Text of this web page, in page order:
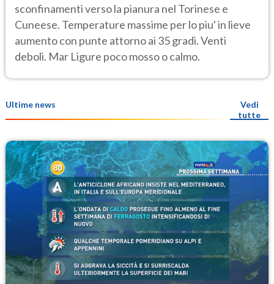
sconfinamenti verso la pianura nel Torinese e
Cuneese. Temperature massime per lo piu' in lieve
aumento con punte attorno ai 35 gradi. Venti
deboli. Mar Ligure poco mosso o calmo.
Ultime news
Vedi
tutte